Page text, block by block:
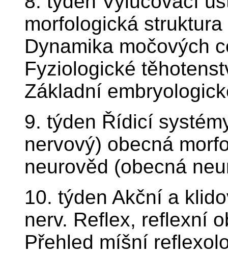
morfologická
Dynamika močových
Fyziologické
Základní
9. týden Řídicí
nervový) obecná
neurověd (obecná
10. týden Akční a
nerv. Reflex, reflexní
Přehled míšní